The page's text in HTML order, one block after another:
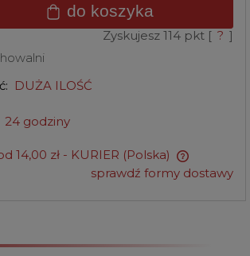
do koszyka
Zyskujesz 114pkt [ ? ]
DUŻA ILOŚĆ
24 godziny
14,00 zł - KURIER (Polska)
sprawdź formy dostawy